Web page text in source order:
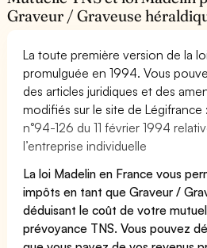
Graveur / Graveuse
La toute première version de la
promulguée en 1994. Vous
des articles juridiques et des
modifiés sur le site de
n°94-126 du 11 février 1994
l’entreprise individuelle
La loi Madelin en France vous
impôts en tant que Graveur /
déduisant le coût de votre
prévoyance TNS. Vous pouvez